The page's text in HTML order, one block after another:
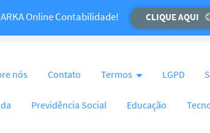
importante para você! CLIQUE AQUI
Online Contabilidade! CLIQUE AQUI
nós Contato Termos LGPD
Previdência Social Educação